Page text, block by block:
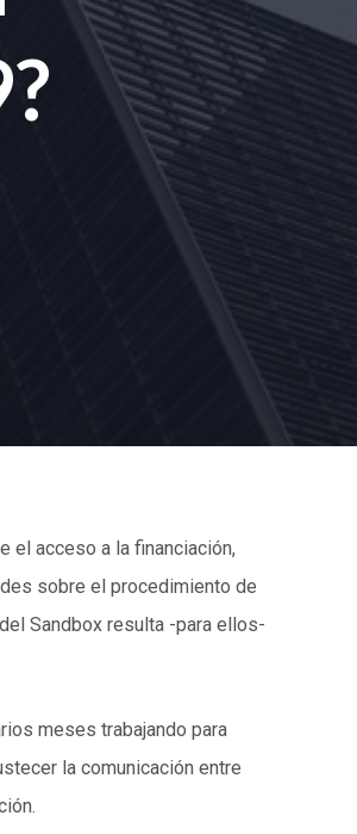
el acceso a la financiación,
sobre el procedimiento de
Sandbox resulta -para ellos-
meses trabajando para
la comunicación entre